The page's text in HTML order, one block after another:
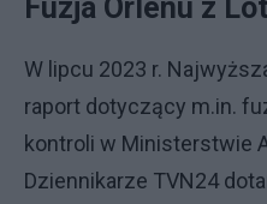
Fuzja Orlenu z
W lipcu 2023 r.
raport dotyczący m.in.
kontroli w Ministerstwie
Dziennikarze TVN24